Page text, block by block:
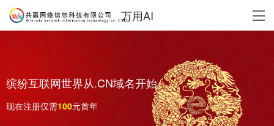
万用AI
缤纷互联网世界从.CN域名开始
现在注册仅需 元首年